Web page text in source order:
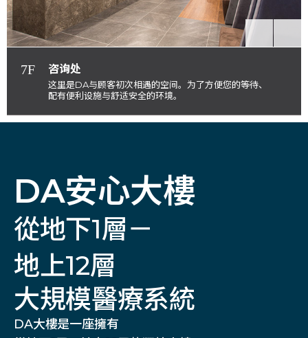
7F 咨询处
这里是DA与顾客初次相遇的空间。为了方便您的等待、
配有便利设施与舒适安全的环境。
DA安心大樓
從地下1層－
地上12層
大規模醫療系統
DA大樓是一座擁有